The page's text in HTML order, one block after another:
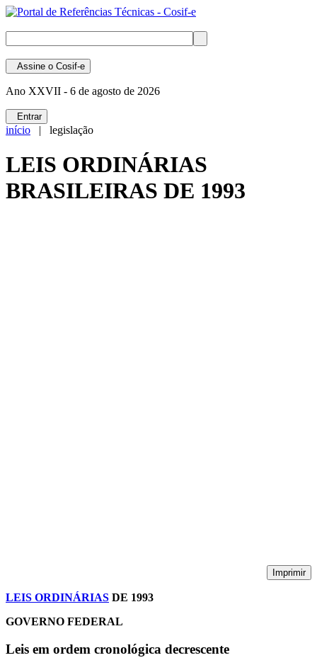
Assine o Cosif-e
Ano XXVII - 6 de agosto de 2026
Entrar
início | legislação
LEIS ORDINÁRIAS
BRASILEIRAS DE 1993
Imprimir
LEIS ORDINÁRIAS DE 1993
GOVERNO FEDERAL
Leis em ordem cronológica decrescente